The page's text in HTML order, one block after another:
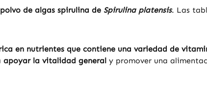
de algas spirulina de Spirulina platensis. Las
en nutrientes que contiene una variedad de
apoyar la vitalidad general y promover una